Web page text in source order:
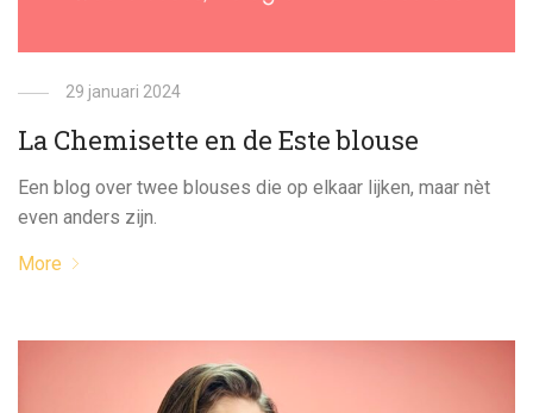
29 januari 2024
La Chemisette en de Este blouse
Een blog over twee blouses die op elkaar lijken, maar nèt
even anders zijn.
More